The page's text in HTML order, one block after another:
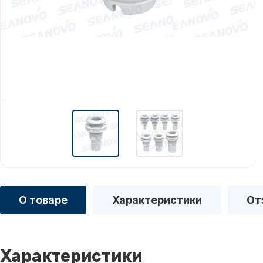
О товаре Характеристики
Характеристики